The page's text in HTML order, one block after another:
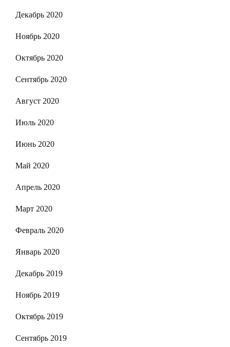
Декабрь 2020
Ноябрь 2020
Октябрь 2020
Сентябрь 2020
Август 2020
Июль 2020
Июнь 2020
Май 2020
Апрель 2020
Март 2020
Февраль 2020
Январь 2020
Декабрь 2019
Ноябрь 2019
Октябрь 2019
Сентябрь 2019